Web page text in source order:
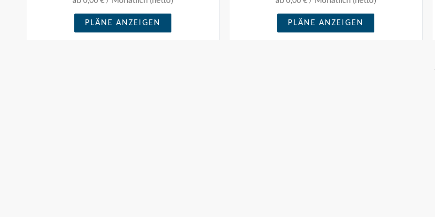
Lösung von Problemen, die
komplexe Gespräche erfordern.
PLÄNE ANZEIGEN
Lösung von Problemen, die
komplexe Gespräche erfordern.
PLÄNE ANZEIGEN